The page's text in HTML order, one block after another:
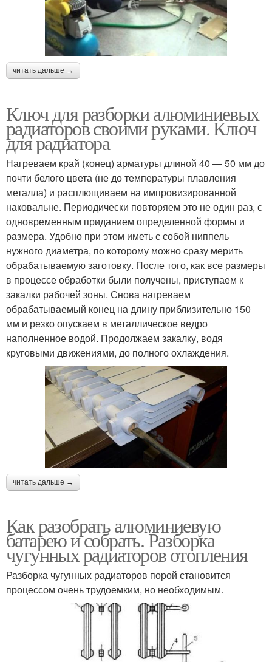
читать дальше →
Ключ для разборки алюминиевых
радиаторов своими руками. Ключ
для радиатора
Нагреваем край (конец) арматуры длиной 40 — 50 мм до
почти белого цвета (не до температуры плавления
металла) и расплющиваем на импровизированной
наковальне. Периодически повторяем это не один раз, с
одновременным приданием определенной формы и
размера. Удобно при этом иметь с собой ниппель
нужного диаметра, по которому можно сразу мерить
обрабатываемую заготовку. После того, как все размеры
в процессе обработки были получены, приступаем к
закалки рабочей зоны. Снова нагреваем
обрабатываемый конец на длину приблизительно 150
мм и резко опускаем в металлическое ведро
наполненное водой. Продолжаем закалку, водя
круговыми движениями, до полного охлаждения.
читать дальше →
Как разобрать алюминиевую
батарею и собрать. Разборка
чугунных радиаторов отопления
Разборка чугунных радиаторов порой становится
процессом очень трудоемким, но необходимым.